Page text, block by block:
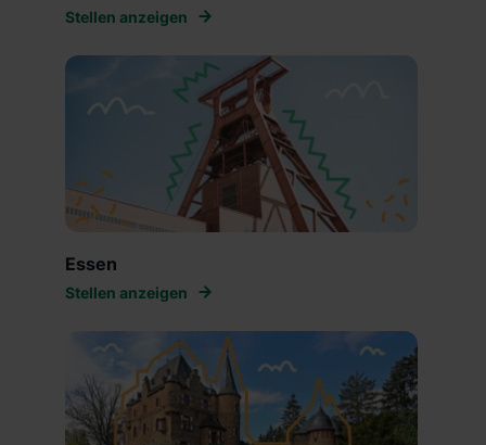
Stellen anzeigen
Essen
Stellen anzeigen